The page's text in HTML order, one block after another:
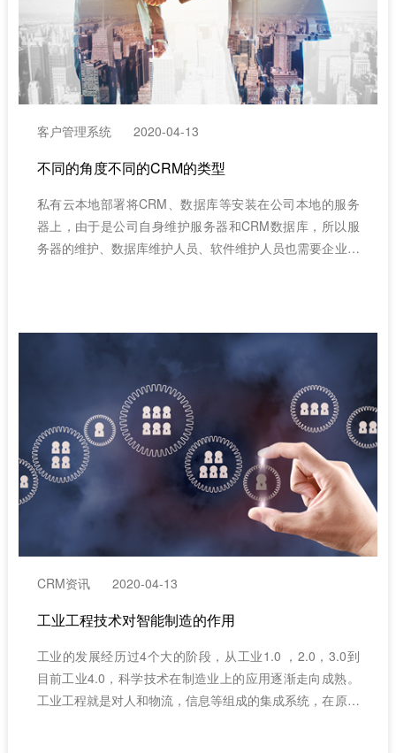
客户管理系统 2020-04-13
不同的角度不同的CRM的类型
私有云本地部署将CRM、数据库等安装在公司本地的服务
器上，由于是公司自身维护服务器和CRM数据库，所以服
务器的维护、数据库维护人员、软件维护人员也需要企业自
CRM资讯 2020-04-13
工业工程技术对智能制造的作用
工业的发展经历过4个大的阶段，从工业1.0 ，2.0，3.0到
目前工业4.0，科学技术在制造业上的应用逐渐走向成熟。
工业工程就是对人和物流，信息等组成的集成系统，在原有